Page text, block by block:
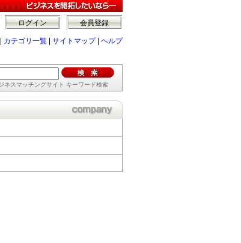
会員登録
ログイン
カテゴリ一覧 サイトマップ| ヘルプ
ネスマッチングサイト キーワード検索